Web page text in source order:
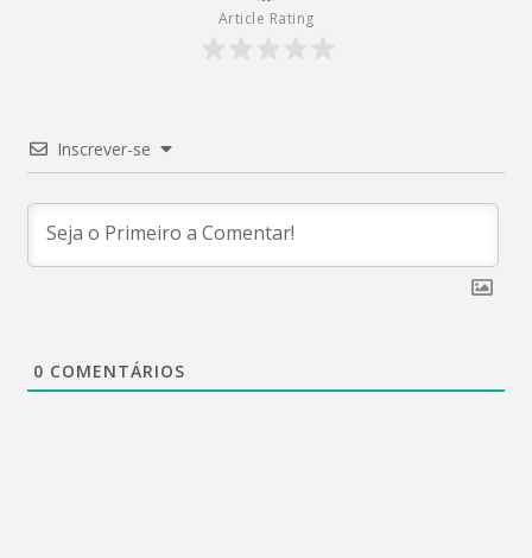
Article Rating
Inscrever-se
0 COMENTÁRIOS